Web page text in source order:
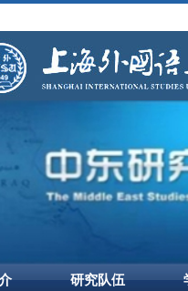
研究队伍